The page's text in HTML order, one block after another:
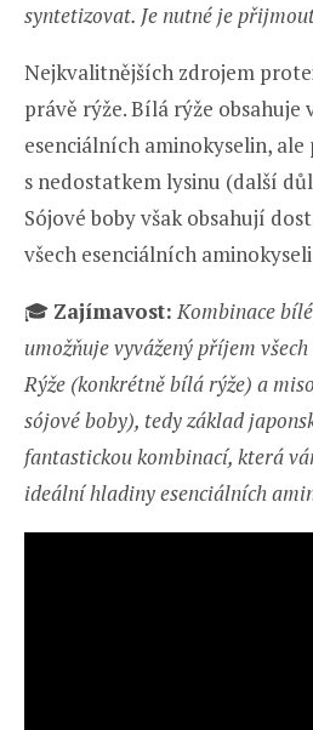
syntetizovat. Je nutné je
Nejkvalitnějších zdrojem
právě rýže. Bílá rýže obsahuje
esenciálních aminokyselin, ale
s nedostatkem lysinu (další
Sójové boby však obsahují
všech esenciálních
🎓 Zajímavost: Kombinace
umožňuje vyvážený příjem
Rýže (konkrétně bílá rýže) a
sójové boby), tedy základ
fantastickou kombinací, která
ideální hladiny esenciálních